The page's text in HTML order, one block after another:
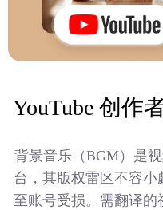
YouTube 创作
背景音乐（BGM）是
台，其版权雷区不容
至账号受损。需翻译的